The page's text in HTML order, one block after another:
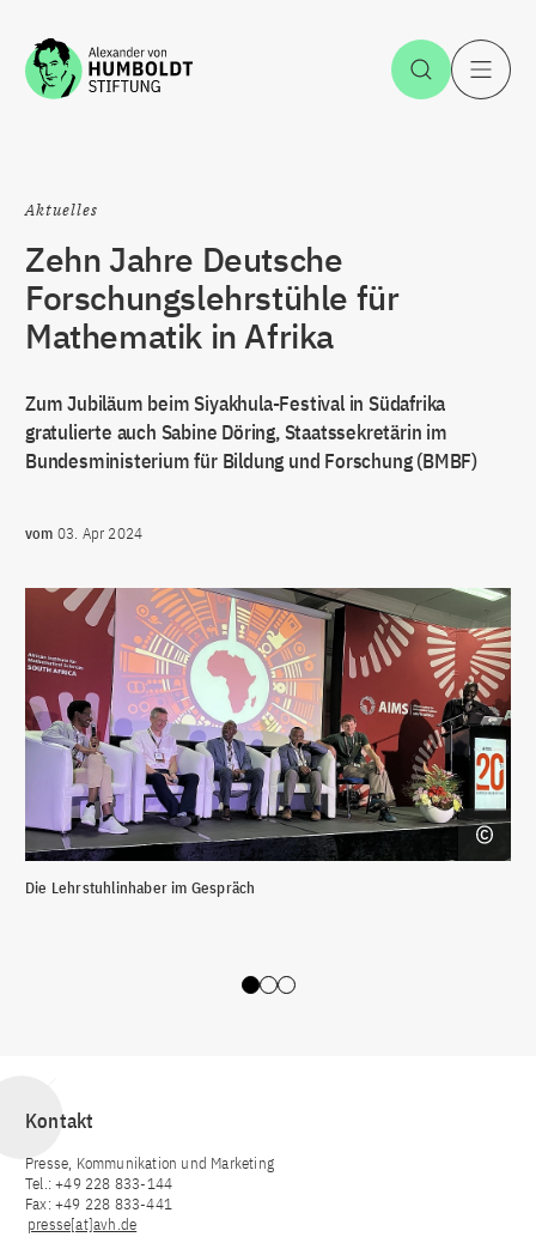
Zum Inhalt springen Suche
Aktuelles
Zehn Jahre Deutsche
Forschungslehrstühle für
Mathematik in Afrika
Zum Jubiläum beim Siyakhula-Festival in Südafrika
gratulierte auch Sabine Döring, Staatssekretärin im
Bundesministerium für Bildung und Forschung (BMBF)
vom 03. Apr 2024
Die Lehrstuhlinhaber im Gespräch
Slide 0
Slide 1
Slide 2
Kontakt
Presse, Kommunikation und Marketing
Tel.: +49 228 833-144
Fax: +49 228 833-441
presse[at]avh.de